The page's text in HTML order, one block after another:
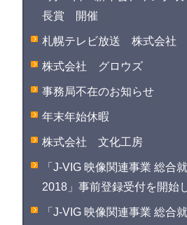
長賞 開催
札幌テレビ放送 株式会社
株式会社 グロウズ
事務局不在のお知らせ
年末年始休暇
株式会社 文化工房
「J-VIG 映像関連事業 総合
2018」事前登録受付を開始
「J-VIG 映像関連事業 総合